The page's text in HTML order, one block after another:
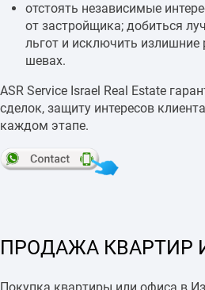
отстоять независимые
от застройщика; добиться
льгот и исключить излишние
шевах.
ASR Service Israel Real Estate
сделок, защиту интересов
каждом этапе.
ПРОДАЖА КВАРТИР